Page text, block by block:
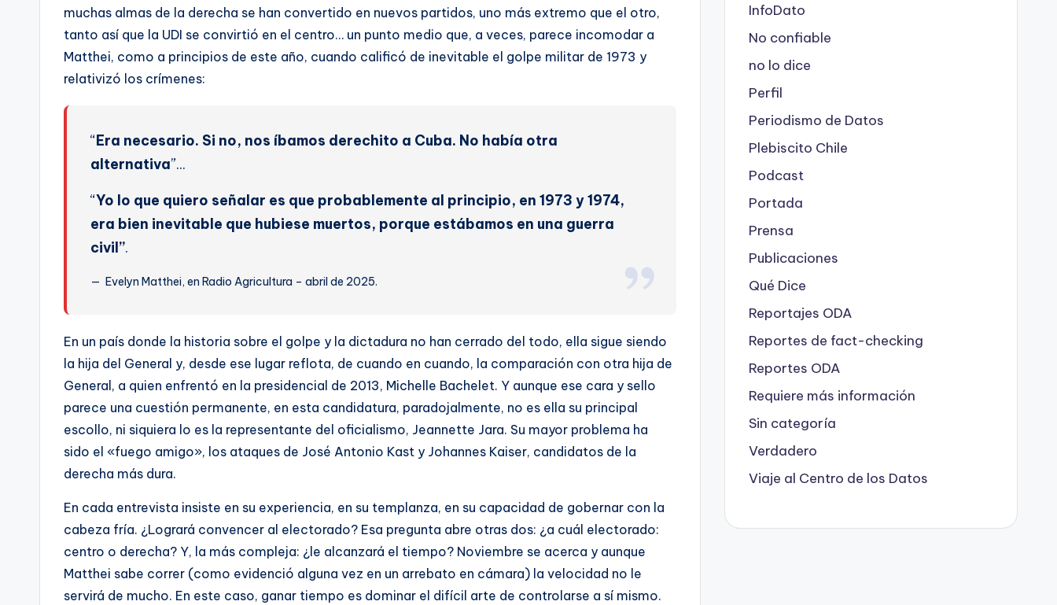
muchas almas de la derecha se han convertido en nuevos partidos, uno más extremo que el otro,
tanto así que la UDI se convirtió en el centro… un punto medio que, a veces, parece incomodar a
Matthei, como a principios de este año, cuando calificó de inevitable el golpe militar de 1973 y
relativizó los crímenes:
“Era necesario. Si no, nos íbamos derechito a Cuba. No había otra
alternativa”…
“Yo lo que quiero señalar es que probablemente al principio, en 1973 y 1974,
era bien inevitable que hubiese muertos, porque estábamos en una guerra
civil”.
Evelyn Matthei, en Radio Agricultura – abril de 2025.
En un país donde la historia sobre el golpe y la dictadura no han cerrado del todo, ella sigue siendo
la hija del General y, desde ese lugar reflota, de cuando en cuando, la comparación con otra hija de
General, a quien enfrentó en la presidencial de 2013, Michelle Bachelet. Y aunque ese cara y sello
parece una cuestión permanente, en esta candidatura, paradojalmente, no es ella su principal
escollo, ni siquiera lo es la representante del oficialismo, Jeannette Jara. Su mayor problema ha
sido el «fuego amigo», los ataques de José Antonio Kast y Johannes Kaiser, candidatos de la
derecha más dura.
En cada entrevista insiste en su experiencia, en su templanza, en su capacidad de gobernar con la
cabeza fría. ¿Logrará convencer al electorado? Esa pregunta abre otras dos: ¿a cuál electorado:
centro o derecha? Y, la más compleja: ¿le alcanzará el tiempo? Noviembre se acerca y aunque
Matthei sabe correr (como evidenció alguna vez en un arrebato en cámara) la velocidad no le
servirá de mucho. En este caso, ganar tiempo es dominar el difícil arte de controlarse a sí mismo.
InfoDato
No confiable
no lo dice
Perfil
Periodismo de Datos
Plebiscito Chile
Podcast
Portada
Prensa
Publicaciones
Qué Dice
Reportajes ODA
Reportes de fact-checking
Reportes ODA
Requiere más información
Sin categoría
Verdadero
Viaje al Centro de los Datos